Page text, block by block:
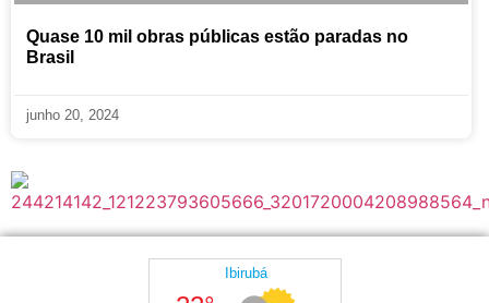
Quase 10 mil obras públicas estão paradas no
Brasil
junho 20, 2024